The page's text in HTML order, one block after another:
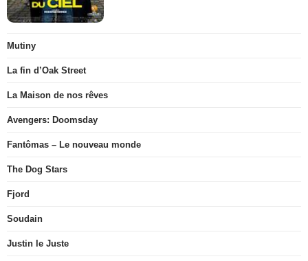
Mutiny
La fin d’Oak Street
La Maison de nos rêves
Avengers: Doomsday
Fantômas – Le nouveau monde
The Dog Stars
Fjord
Soudain
Justin le Juste